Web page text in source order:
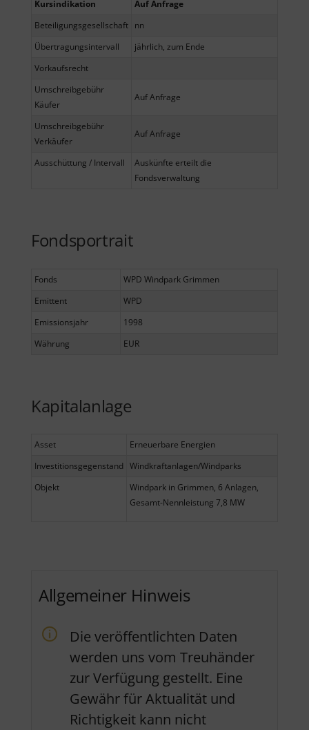
Kursindikation
Auf Anfrage
Beteiligungsgesellschaft nn
Übertragungsintervall
jährlich, zum Ende
Vorkaufsrecht
Umschreibgebühr
Käufer
Auf Anfrage
Umschreibgebühr
Verkäufer
Auf Anfrage
Ausschüttung / Intervall
Auskünfte erteilt die
Fondsverwaltung
Fondsportrait
Fonds
WPD Windpark Grimmen
Emittent
WPD
Emissionsjahr
1998
Währung
EUR
Kapitalanlage
Asset
Erneuerbare Energien
Investitionsgegenstand Windkraftanlagen/Windparks
Objekt
Windpark in Grimmen, 6 Anlagen,
Gesamt-Nennleistung 7,8 MW
Allgemeiner Hinweis
Die veröffentlichten Daten
werden uns vom Treuhänder
zur Verfügung gestellt. Eine
Gewähr für Aktualität und
Richtigkeit kann nicht